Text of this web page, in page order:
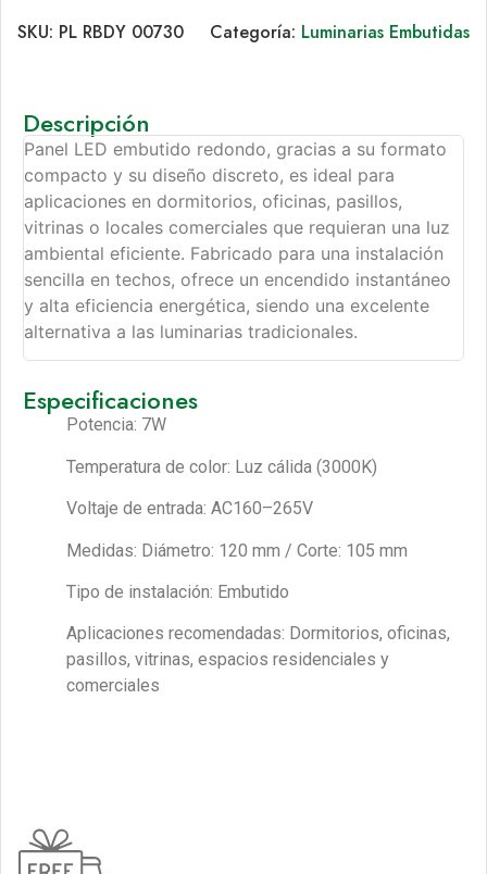
SKU: PL RBDY 00730 Categoría: Luminarias Embutidas
Descripción
Panel LED embutido redondo, gracias a su formato
compacto y su diseño discreto, es ideal para
aplicaciones en dormitorios, oficinas, pasillos,
vitrinas o locales comerciales que requieran una luz
ambiental eficiente. Fabricado para una instalación
sencilla en techos, ofrece un encendido instantáneo
y alta eficiencia energética, siendo una excelente
alternativa a las luminarias tradicionales.
Especificaciones
Potencia: 7W
Temperatura de color: Luz cálida (3000K)
Voltaje de entrada: AC160–265V
Medidas: Diámetro: 120 mm / Corte: 105 mm
Tipo de instalación: Embutido
Aplicaciones recomendadas: Dormitorios, oficinas,
pasillos, vitrinas, espacios residenciales y
comerciales